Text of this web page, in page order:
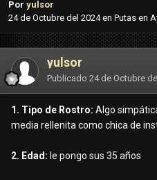
Por yulsor
24 de Octubre del 2024en Putas en
yulsor
Publicado 24 de Octubre
1. Tipo de Rostro: Algo
media rellenita como chica de
2. Edad: le pongo sus 35 años